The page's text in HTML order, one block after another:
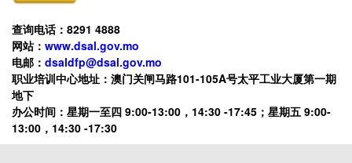
查询电话：8291 4888
网站： www.dsal.gov.mo
电邮： dsaldfp@dsal.gov.mo
职业培训中心地址：澳门关闸马路101-105A号太平工业大厦第一期
地下
办公时间：星期一至四 9:00-13:00，14:30 -17:45；星期五 9:00-
13:00，14:30 -17:30